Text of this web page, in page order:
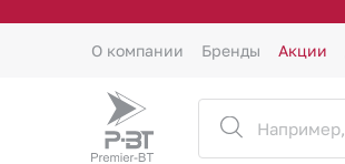
О компании Бренды Акции